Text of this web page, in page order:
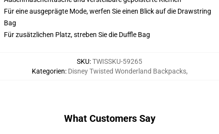
Für eine ausgeprägte Mode, werfen Sie einen Blick auf die Drawstring
Bag
Für zusätzlichen Platz, streben Sie die Duffle Bag
SKU:TWISSKU-59265
Kategorien: Disney Twisted Wonderland Backpacks,
What Customers Say